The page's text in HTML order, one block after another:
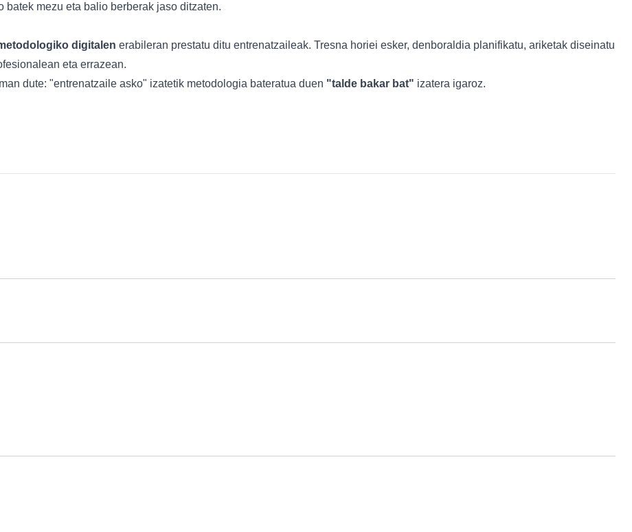
batek mezu eta balio berberak jaso ditzaten.
digitalen erabileran prestatu ditu entrenatzaileak. Tresna horiei esker, denboraldia planifikatu, ariketak diseinatu
eta errazean.
dute: "entrenatzaile asko" izatetik metodologia bateratua duen "talde bakar bat" izatera igaroz.